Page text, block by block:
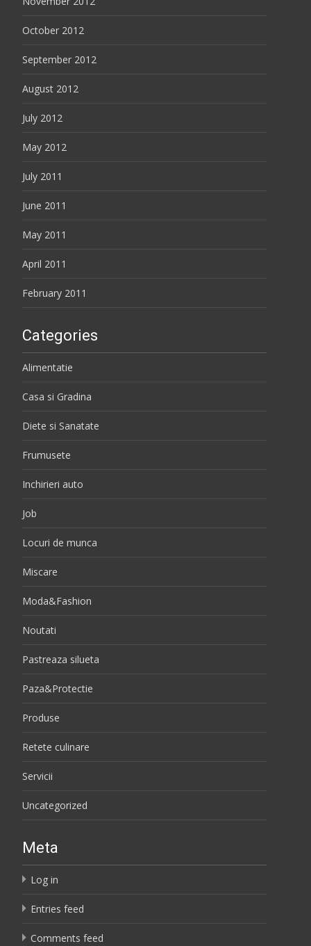
October 2012
September 2012
August 2012
July 2012
May 2012
July 2011
June 2011
May 2011
April 2011
February 2011
Categories
Alimentatie
Casa si Gradina
Diete si Sanatate
Frumusete
Inchirieri auto
Job
Locuri de munca
Miscare
Moda&Fashion
Noutati
Pastreaza silueta
Paza&Protectie
Produse
Retete culinare
Servicii
Uncategorized
Meta
Log in
Entries feed
Comments feed